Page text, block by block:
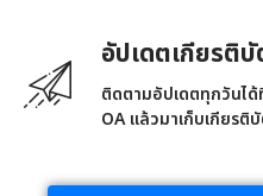
อัปเดตเกียรติ
ติดตามอัปเดตทุกวันไ
OA แล้วมาเก็บเกียรติ